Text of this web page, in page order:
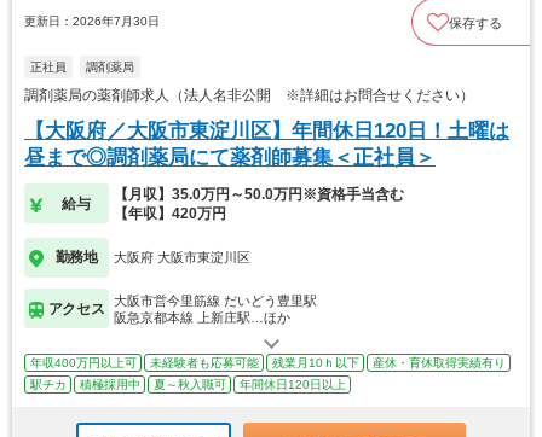
更新日：2026年7月30日 保存する
正社員 調剤薬局
調剤薬局の薬剤師求人（法人名非公開 ※詳細はお問合せください）
【大阪府／大阪市東淀川区】年間休日120日！土曜は
昼まで◎調剤薬局にて薬剤師募集＜正社員＞
給与
【月収】35.0万円～50.0万円※資格手当含む
【年収】420万円
勤務地 大阪府 大阪市東淀川区
アクセス
大阪市営今里筋線 だいどう豊里駅
阪急京都本線 上新庄駅…ほか
年収400万円以上可 未経験者も応募可能 残業月10ｈ以下
産休・育休取得実績有り
駅チカ
積極採用中 夏～秋入職可 年間休日120日以上